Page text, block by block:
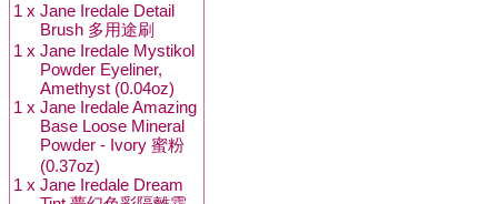
1 x Jane Iredale Detail
Brush 多用途刷
1 x Jane Iredale Mystikol
Powder Eyeliner,
Amethyst (0.04oz)
1 x Jane Iredale Amazing
Base Loose Mineral
Powder - Ivory 蜜粉
(0.37oz)
1 x Jane Iredale Dream